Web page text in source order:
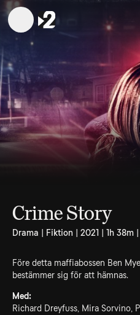
Crime Story
Drama | Fiktion | 2021 | 1h 38m |
Före detta maffiabossen Ben
bestämmer sig för att hämnas.
Med:
Richard Dreyfuss, Mira Sorvino,